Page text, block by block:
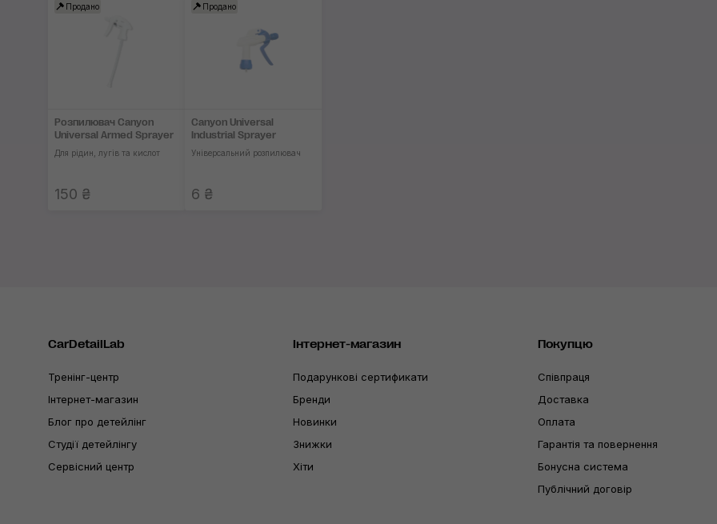
Продано
Розпилювач Canyon
Universal Armed Sprayer
Для рідин, лугів та кислот
150 ₴
Продано
Canyon Universal
Industrial Sprayer
Універсальний розпилювач
6 ₴
CarDetailLab
Тренінг-центр
Інтернет-магазин
Блог про детейлінг
Студії детейлінгу
Сервісний центр
Інтернет-магазин
Подарункові сертификати
Бренди
Новинки
Знижки
Хіти
Покупцю
Співпраця
Доставка
Оплата
Гарантія та повернення
Бонусна система
Публічний договір